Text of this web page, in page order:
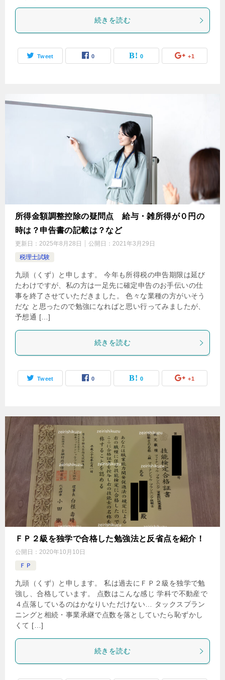
続きを読む
Tweet 0 0 +1
所得金額調整控除の疑問点 給与・雑所得が０円の
時は？申告書の記載は？など
更新日： 2025年8月28日 公開日： 2021年3月29日
税理士試験
九頭（くず）と申します。 今年も所得税の申告期限は延び
たわけですが、私の方は一足先に確定申告のお手伝いの仕
事を終了させていただきました。 色々な業種の方がいそう
だな と思ったので勉強になればと思い行ってみましたが、
予想通 […]
続きを読む
Tweet 0 0 +1
ＦＰ２級を独学で合格した勉強法と反省点を紹介！
公開日： 2020年10月10日
ＦＰ
九頭（くず）と申します。 私は過去にＦＰ２級を独学で勉
強し、合格しています。 点数はこんな感じ 学科で不動産で
４点落しているのはかなりいただけない… タックスプラン
ニングと相続・事業承継で点数を落としていたら恥ずかし
くて […]
続きを読む